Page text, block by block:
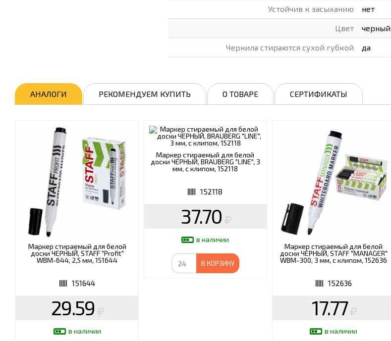
Устойчив к засыханию нет
Цвет черный
Чернила стираются сухой губкой да
АНАЛОГИ РЕКОМЕНДУЕМ КУПИТЬ О ТОВАРЕ СЕРТИФИКАТЫ
Маркер стираемый для белой
доски ЧЕРНЫЙ, STAFF "Profit"
WBM-644, 2,5 мм, 151644
151644
29.59
в наличии
Маркер стираемый для белой
доски ЧЕРНЫЙ, BRAUBERG "LINE", 3
мм, с клипом, 152118
152118
37.70
в наличии
В КОРЗИНУ
Маркер стираемый для белой
доски ЧЕРНЫЙ, STAFF "MANAGER"
WBM-300, 3 мм, с клипом, 152636
152636
17.77
в наличии